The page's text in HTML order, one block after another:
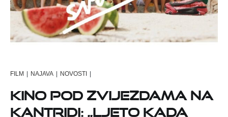
FILM | NAJAVA | NOVOSTI |
Kino pod zvijezdama na
Kantridi: „Ljeto kada